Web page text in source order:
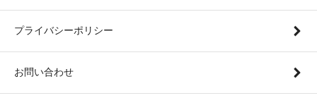
プライバシーポリシー
お問い合わせ